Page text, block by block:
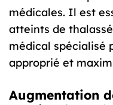
médicales. Il est
atteints de
médical spécialisé
approprié et
Augmentation